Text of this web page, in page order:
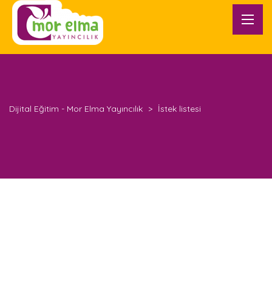
Dijital Eğitim - Mor Elma Yayıncılık > İstek listesi